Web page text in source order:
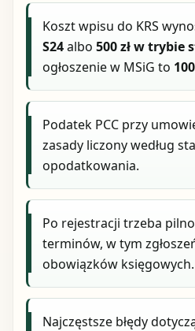
Koszt wpisu do KRS
S24albo500 zł w trybie
ogłoszenie w MSiG to
Podatek PCC przy
zasady liczony według
opodatkowania.
Po rejestracji trzeba
terminów, w tym
obowiązków księgowych.
Najczęstsze błędy